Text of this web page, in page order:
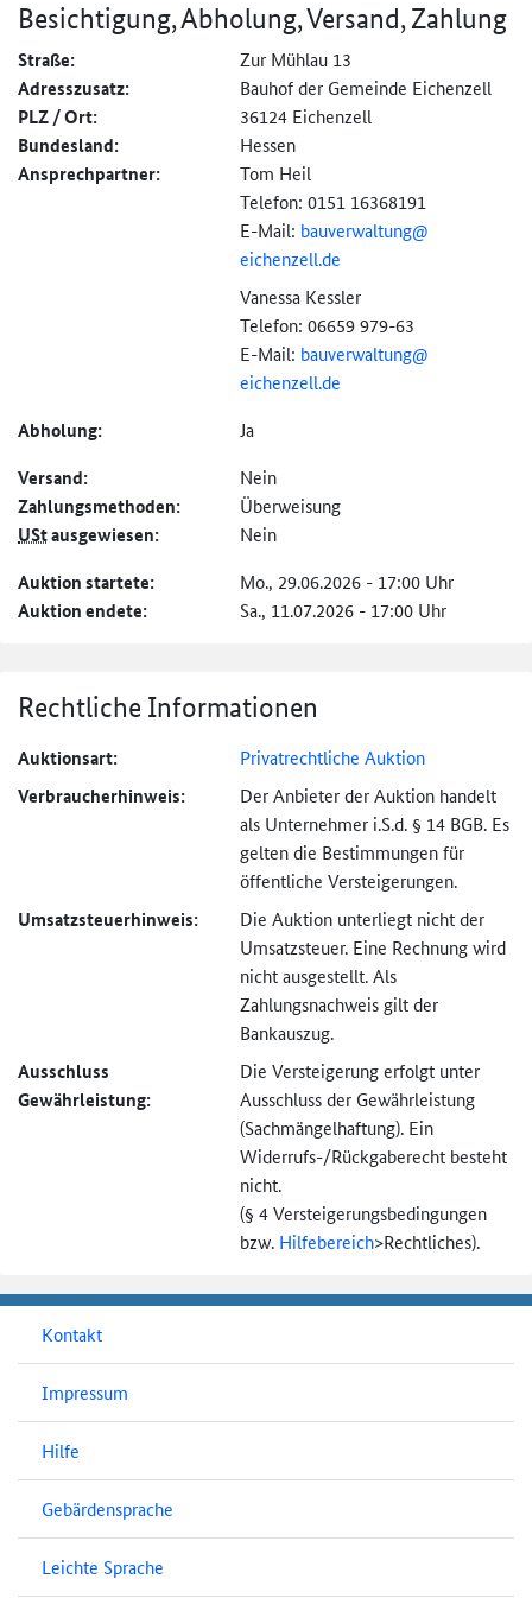
Besichtigung, Abholung, Versand, Zahlung
Straße: Zur Mühlau 13
Adresszusatz: Bauhof der Gemeinde Eichenzell
PLZ / Ort: 36124 Eichenzell
Bundesland: Hessen
Ansprechpartner:
Tom Heil
Telefon: 0151 16368191
E-Mail: bauverwaltung@
eichenzell.de
Vanessa Kessler
Telefon: 06659 979-63
E-Mail: bauverwaltung@
eichenzell.de
Abholung: Ja
Versand: Nein
Zahlungs­methoden: Überweisung
UStausgewiesen: Nein
Auktion startete: Mo., 29.06.2026 - 17:00 Uhr
Auktion endete: Sa., 11.07.2026 - 17:00 Uhr
Rechtliche Informationen
Auktionsart: Privatrechtliche Auktion
Verbraucher­hinweis:
Der Anbieter der Auktion handelt
als Unternehmer i.S.d. § 14 BGB. Es
gelten die Bestimmungen für
öffentliche Versteigerungen.
Umsatzsteuer­hinweis:
Die Auktion unterliegt nicht der
Umsatzsteuer. Eine Rechnung wird
nicht ausgestellt. Als
Zahlungsnachweis gilt der
Bankauszug.
Ausschluss
Gewährleistung:
Die Versteigerung erfolgt unter
Ausschluss der Gewährleistung
(Sachmängel­haftung). Ein
Widerrufs-/Rückgaberecht besteht
nicht.
(§ 4 Versteigerungs­bedingungen
bzw. Hilfebereich>Rechtliches).
Kontakt
Impressum
Hilfe
Gebärdensprache
Leichte Sprache